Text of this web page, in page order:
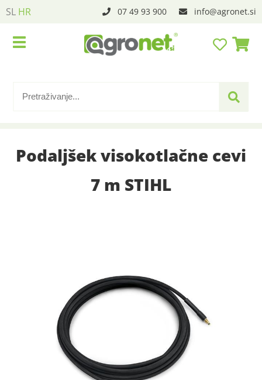
SL HR 07 49 93 900 info agronet.si
Podaljšek visokotlačne cevi
7 m STIHL